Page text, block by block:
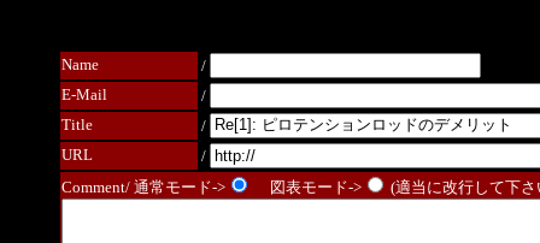
Name
/
E-Mail
/
Title
/
URL
/
Comment/ 通常モード->
図表モード-> (適当に改行して下